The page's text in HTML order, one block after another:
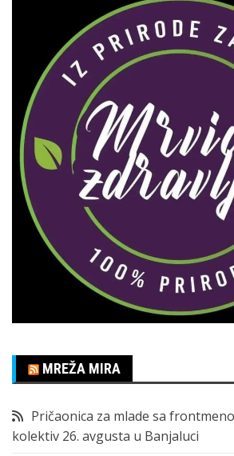
MREŽA MIRA
Pričaonica za mlade sa
kolektiv 26. avgusta u Banjaluci